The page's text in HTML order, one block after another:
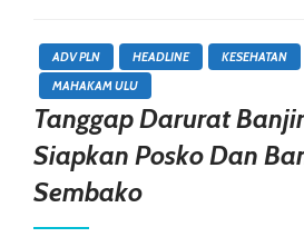
ADV PLN HEADLINE KESEHATAN
MAHAKAM ULU
Tanggap Darurat
Siapkan Posko Dan
Sembako